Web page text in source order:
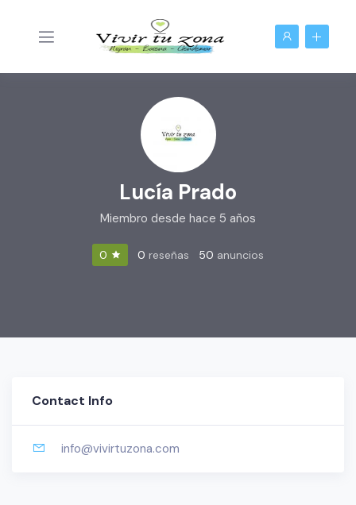
Lucía Prado
Miembro desde hace 5 años
0 0 reseñas 50 anuncios
Contact Info
info@vivirtuzona.com